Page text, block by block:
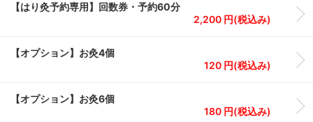
【はり灸予約専用】回数券・予約60分
2,200 円(税込み)
【オプション】お灸4個
120 円(税込み)
【オプション】お灸6個
180 円(税込み)